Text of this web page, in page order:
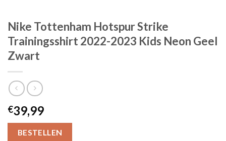
Nike Tottenham Hotspur Strike
Trainingsshirt 2022-2023 Kids Neon Geel
Zwart
€39,99
BESTELLEN